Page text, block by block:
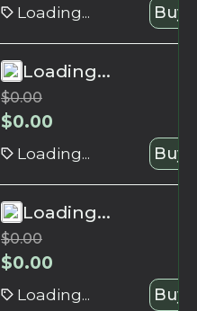
Loading... Buy
Loading...
$0.00
$0.00
Loading... Buy
Loading...
$0.00
$0.00
Loading... Buy